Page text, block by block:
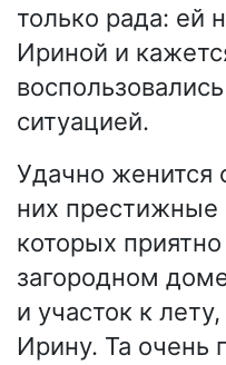
только рада: ей
Ириной и
ситуацией.
Удачно женится
них престижные
которых
загородном
и участок к
Ирину. Та очень